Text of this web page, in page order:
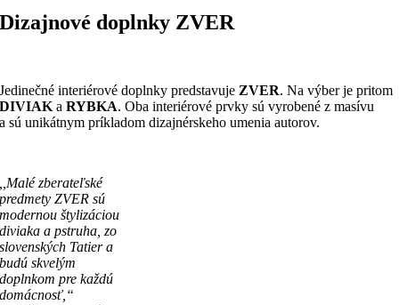
Dizajnové doplnky ZVER
Jedinečné interiérové doplnky predstavuje ZVER. Na výber je pritom
DIVIAK aRYBKA. Oba interiérové prvky sú vyrobené z masívu
a sú unikátnym príkladom dizajnérskeho umenia autorov.
,,Malé zberateľské
predmety ZVER sú
modernou štylizáciou
diviaka a pstruha, zo
slovenských Tatier a
budú skvelým
doplnkom pre každú
domácnosť,“